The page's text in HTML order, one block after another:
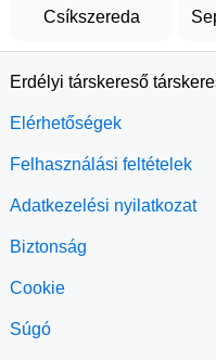
Csíkszereda
Erdélyi társkereső
Elérhetőségek
Felhasználási feltételek
Adatkezelési nyilatkozat
Biztonság
Cookie
Súgó